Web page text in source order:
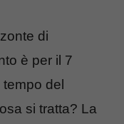
di
è per il 7
del
si tratta? La